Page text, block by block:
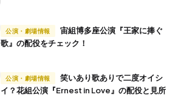
公演・劇場情報
歌』の配役をチェック！
公演・劇場情報
イ？花組公演『Ernest in Love』の配役と見所